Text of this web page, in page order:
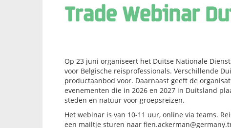
Trade Webinar
Op 23 juni organiseert het Duitse Nationale
voor Belgische reisprofessionals. Verschillende
productaanbod voor. Daarnaast geeft de
evenementen die in 2026 en 2027 in Duitsland
steden en natuur voor groepsreizen.
Het webinar is van 10-11 uur, online via teams.
een mailtje sturen naar